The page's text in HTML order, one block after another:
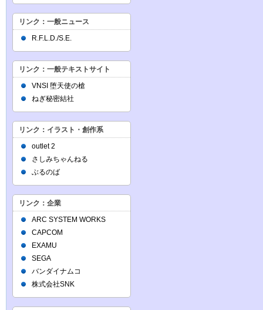
リンク：一般ニュース
R.F.L.D./S.E.
リンク：一般テキストサイト
VNSI 堕天使の槍
ねぎ秘密結社
リンク：イラスト・創作系
outlet 2
さしみちゃんねる
ぶるのば
リンク：企業
ARC SYSTEM WORKS
CAPCOM
EXAMU
SEGA
バンダイナムコ
株式会社SNK